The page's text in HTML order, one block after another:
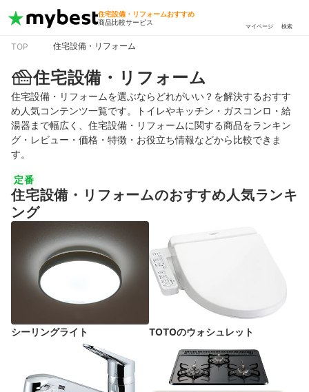
住宅設備・リフォームおすすめ
商品比較サービス
マイページ 検索
TOP 住宅設備・リフォーム
住宅設備・リフォーム
住宅設備・リフォームを選ぶならどれがいい？を解決するおすす
め人気コンテンツ一覧です。トイレやキッチン・ガスコンロ・給
湯器まで幅広く、住宅設備・リフォームに関する商品をランキン
グ・レビュー・価格・特徴・お役立ち情報などから比較できま
す。
定番
住宅設備・リフォームのおすすめ人気ランキ
ング
シーリングライト TOTOのウォシュレット